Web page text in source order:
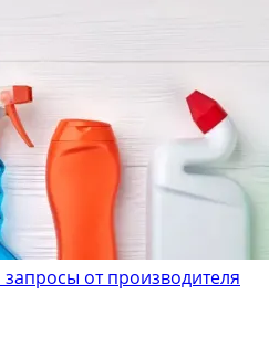
от производителя